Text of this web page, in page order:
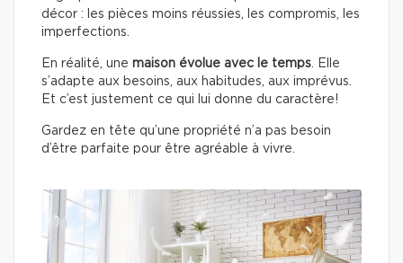
décor : les pièces moins réussies, les compromis, les
imperfections.
En réalité, une maison évolue avec le temps . Elle
s’adapte aux besoins, aux habitudes, aux imprévus.
Et c’est justement ce qui lui donne du caractère!
Gardez en tête qu’une propriété n’a pas besoin
d’être parfaite pour être agréable à vivre.